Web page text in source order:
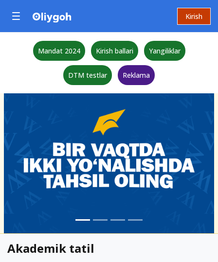
Kirish
Mandat 2024 Kirish ballari Yangiliklar
DTM testlar Reklama
Akademik tatil